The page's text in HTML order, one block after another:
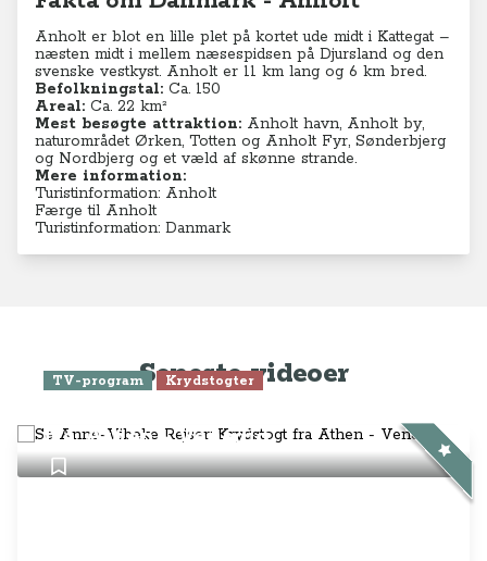
Anholt er blot en lille plet på kortet ude midt i Kattegat –
næsten midt i mellem næsespidsen på Djursland og den
svenske vestkyst. Anholt er 11 km lang og 6 km bred.
Befolkningstal: Ca. 150
Areal: Ca. 22 km²
Mest besøgte attraktion: Anholt havn, Anholt by,
naturområdet Ørken, Totten og Anholt Fyr, Sønderbjerg
og Nordbjerg og et væld af skønne strande.
Mere information:
Turistinformation: Anholt
Færge til Anholt
Turistinformation: Danmark
Seneste videoer
TV-program Krydstogter
fra Athen - Venedig